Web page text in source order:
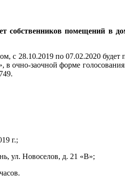
помещений в
28.10.2019 по 07.02.2020 будет
в очно-заочной форме
г.;
ул. Новоселов, д. 21 «В»;